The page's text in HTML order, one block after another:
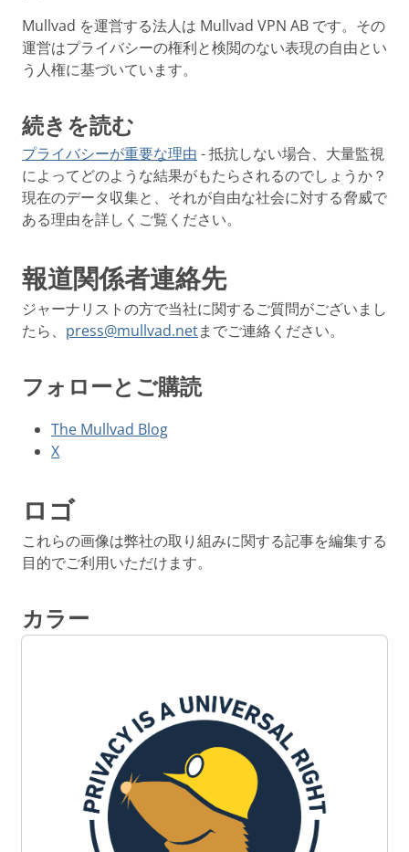
Mullvad を運営する法人は Mullvad VPN AB です。その
運営はプライバシーの権利と検閲のない表現の自由とい
う人権に基づいています。
続きを読む
プライバシーが重要な理由 - 抵抗しない場合、大量監視
によってどのような結果がもたらされるのでしょうか？
現在のデータ収集と、それが自由な社会に対する脅威で
ある理由を詳しくご覧ください。
報道関係者連絡先
ジャーナリストの方で当社に関するご質問がございまし
たら、 press@mullvad.netまでご連絡ください。
フォローとご購読
The Mullvad Blog
X
ロゴ
これらの画像は弊社の取り組みに関する記事を編集する
目的でご利用いただけます。
カラー